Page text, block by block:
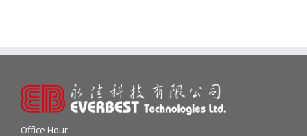
Office Hour: